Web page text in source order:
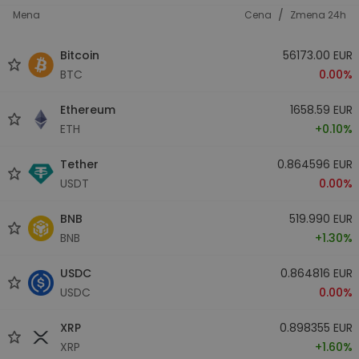
Mena Cena / Zmena 24h
Bitcoin
BTC
56173.00 EUR
0.00%
Ethereum
ETH
1658.59 EUR
+0.10%
Tether
USDT
0.864596 EUR
0.00%
BNB
BNB
519.990 EUR
+1.30%
USDC
USDC
0.864816 EUR
0.00%
XRP
XRP
0.898355 EUR
+1.60%